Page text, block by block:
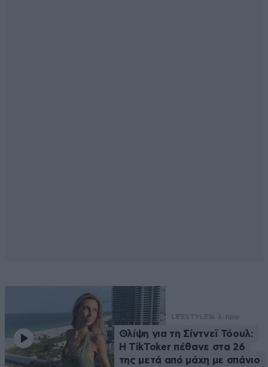
LIFESTYLE 16 λ. πριν
Θλίψη για τη Σίντνεϊ Τόουλ:
Η TikToker πέθανε στα 26
της μετά από μάχη με σπάνιο